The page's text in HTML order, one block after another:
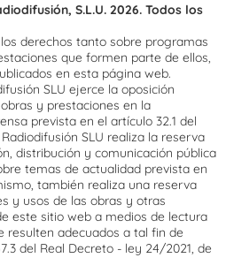
S.L.U. 2026. Todos los
derechos tanto sobre programas
que formen parte de ellos,
en esta página web.
SLU ejerce la oposición
y prestaciones en la
prevista en el artículo 32.1 del
SLU realiza la reserva
distribución y comunicación pública
temas de actualidad prevista en
también realiza una reserva
y usos de las obras y otras
este sitio web a medios de lectura
resulten adecuados a tal fin de
del Real Decreto - ley 24/2021, de